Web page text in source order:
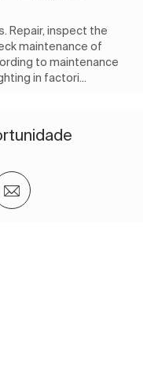
Repair, inspect the
maintenance of
to maintenance
in factori...
via twittervia LinkedIn
Compartilhar por